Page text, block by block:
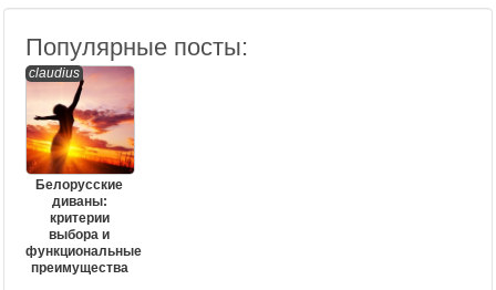
Популярные посты:
claudius
Белорусские
диваны:
критерии
выбора и
функциональные
преимущества